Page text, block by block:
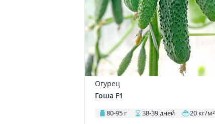
Огурец
Гоша F1
80-95 г 38-39 дней 20 кг/м²